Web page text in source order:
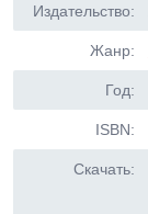
Издательство:
Жанр:
Год:
ISBN:
Скачать: